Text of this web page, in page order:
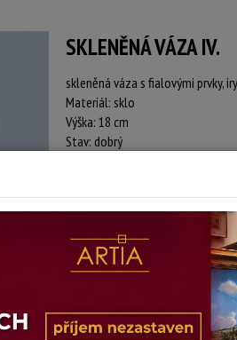
SKLENĚNÁ VÁZA IV.
skleněná váza s fialovými prvky,
Materiál: sklo
Výška: 18 cm
Stav: dobrý
Dosažená cena:
Vyvolávací cena: 500 Kč